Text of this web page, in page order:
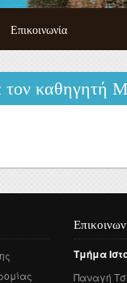
Έρευνας
Επικοινωνία
τον καθηγητή
Τμήμα
Παναγή